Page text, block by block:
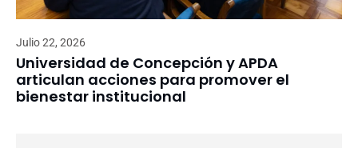
Julio 22, 2026
Universidad de Concepción y APDA
articulan acciones para promover el
bienestar institucional